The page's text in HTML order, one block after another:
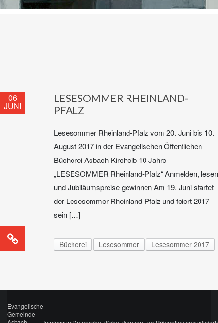
06
JUNI
LESESOMMER RHEINLAND-
PFALZ
Lesesommer Rheinland-Pfalz vom 20. Juni bis 10.
August 2017 in der Evangelischen Öffentlichen
Bücherei Asbach-Kircheib 10 Jahre
„LESESOMMER Rheinland-Pfalz“ Anmelden, lesen
und Jubiläumspreise gewinnen Am 19. Juni startet
der Lesesommer Rheinland-Pfalz und feiert 2017
sein […]
Bücherei Lesesommer Lesesommer 2017
Evangelische
Gemeinde